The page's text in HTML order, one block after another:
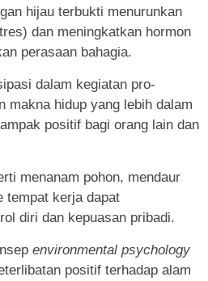
hijau terbukti menurunkan
dan meningkatkan hormon
perasaan bahagia.
dalam kegiatan pro-
makna hidup yang lebih dalam
positif bagi orang lain dan
menanam pohon, mendaur
tempat kerja dapat
diri dan kepuasan pribadi.
environmental psychology
positif terhadap alam